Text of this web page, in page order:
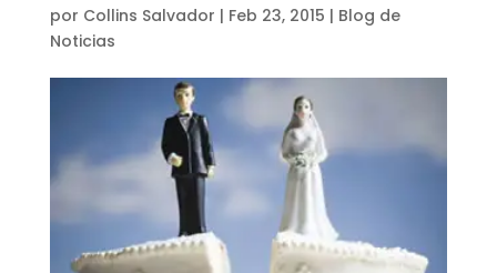
por Collins Salvador | Feb 23, 2015 | Blog de
Noticias